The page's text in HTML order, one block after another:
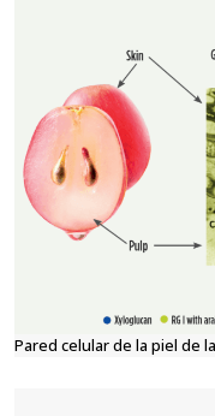
Pared celular de la piel de